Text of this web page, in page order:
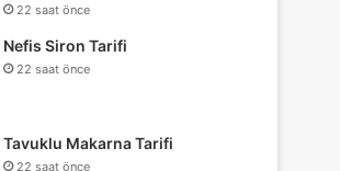
22 saat önce
Nefis Siron Tarifi
22 saat önce
Tavuklu Makarna Tarifi
22 saat önce